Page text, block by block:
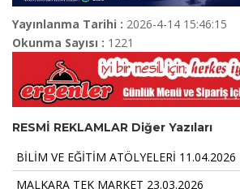
Yayınlanma Tarihi : 2026-4-14 15:46:15
Okunma Sayısı : 1221
RESMİ REKLAMLAR Diğer Yazıları
BİLİM VE EĞİTİM ATÖLYELERİ 11.04.2026
MALKARA TEK MARKET 23.03.2026